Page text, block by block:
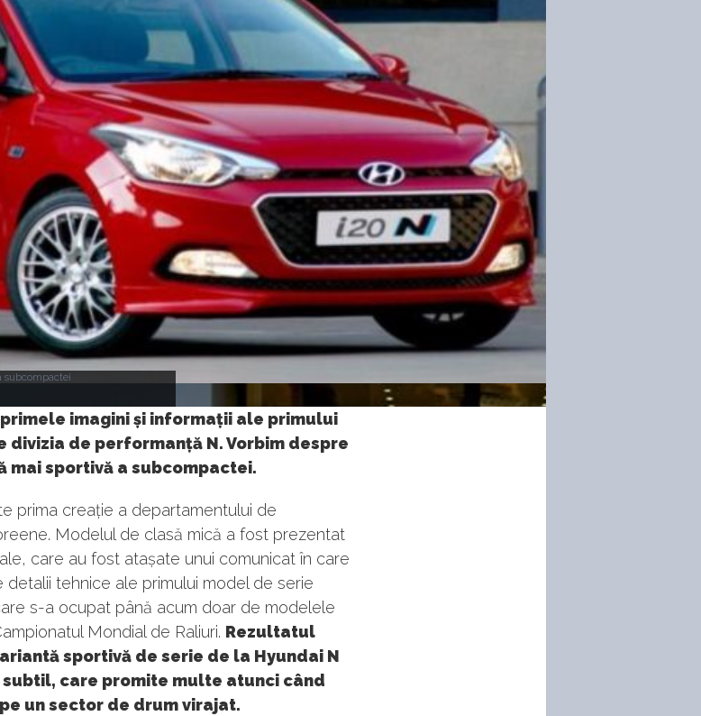
subcompactei
imagini și informații ale primului
divizia de performanță N. Vorbim despre
mai sportivă a subcompactei.
prima creație a departamentului de
Modelul de clasă mică a fost prezentat
care au fost atașate unui comunicat în care
tehnice ale primului model de serie
s-a ocupat până acum doar de modelele
Mondial de Raliuri. Rezultatul
sportivă de serie de la Hyundai N
care promite multe atunci când
un sector de drum virajat.